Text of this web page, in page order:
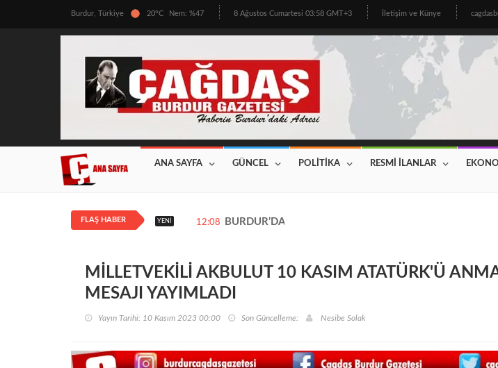
Burdur, Türkiye 20°C Nem: %47 8 Ağustos Cumartesi 03:58 GMT+3 İletişim ve Künye
ANA SAYFA GÜNCEL POLİTİKA RESMİ İLANLAR
FLAŞ HABER YENI 12:08 BURDUR’DA ÜRETİCİNİN BEKLEDİĞİ HABER GELDİ!
MİLLETVEKİLİ AKBULUT 10 KASIM ATATÜRK'Ü
MESAJI YAYIMLADI
Yayın Tarihi: 10 Kasım 2023 00:00 Son Güncelleme: Nesibe Solak